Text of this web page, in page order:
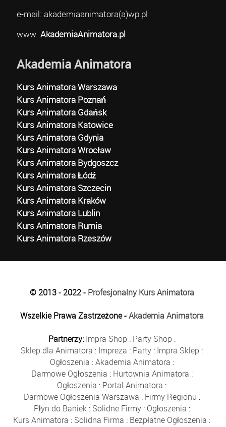
e-mail: akademiaanimatora(a)wp.pl
www: AkademiaAnimatora.pl
Akademia Animatora
Kurs Animatora Warszawa
Kurs Animatora Poznań
Kurs Animatora Gdańsk
Kurs Animatora Katowice
Kurs Animatora Gdynia
Kurs Animatora Wrocław
Kurs Animatora Bydgoszcz
Kurs Animatora Łódź
Kurs Animatora Szczecin
Kurs Animatora Kraków
Kurs Animatora Lublin
Kurs Animatora Rumia
Kurs Animatora Rzeszów
© 2013 - 2022 - Profesjonalny Kurs Animatora
Wszelkie Prawa Zastrzeżone -Akademia Animatora
Partnerzy: Impra Shop : Party Shop :
Sklep dla Animatora : Impreza : Party : Impra Sklep :
Ogłoszenia :Akademia Animatora :
Darmowe Ogłoszenia : Hurtownia Animatora :
Ogłoszenia : Portal Animatora :
Darmowe Ogłoszenia Warszawa : Firmy Regionu :
Płyn do Baniek: Solidne Firmy: Ogłoszenia :
Kurs Animatora : Solidna Firma : Bezpłatne Ogłoszenia :